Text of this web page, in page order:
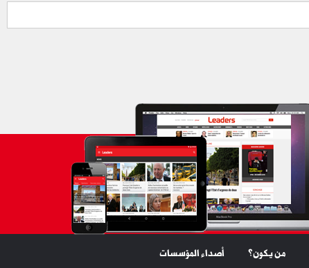
من يكون؟ أصداء المؤسسات